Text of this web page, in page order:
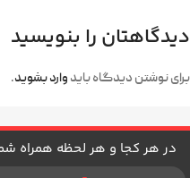
دیدگاهتان را بنویسید
برای نوشتن دیدگاه باید وارد بشوید.
در هر کجا و هر لحظه همراه